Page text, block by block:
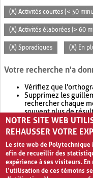
(X) Activités courtes (< 30
(X) Activités élaborées (> 60
(X) Sporadiques (X) En
Votre recherche n'a
Vérifiez que
Supprimez les
rechercher chaque
souvent plus de
Envisagez d'élargir
retournera souvent
NOTRE SITE WEB
REHAUSSER VOTRE
Le site web de
afin de recueillir des
expérience à ses visiteurs.
l’utilisation de ces témoins